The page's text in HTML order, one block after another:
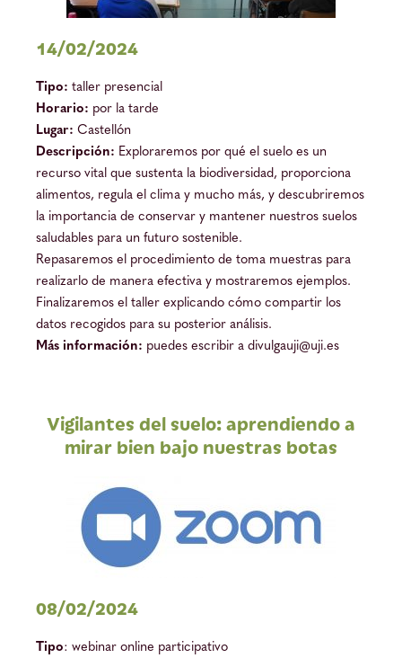
14/02/2024
Tipo: taller presencial
Horario: por la tarde
Lugar: Castellón
Descripción: Exploraremos por qué el suelo es un
recurso vital que sustenta la biodiversidad, proporciona
alimentos, regula el clima y mucho más, y descubriremos
la importancia de conservar y mantener nuestros suelos
saludables para un futuro sostenible.
Repasaremos el procedimiento de toma muestras para
realizarlo de manera efectiva y mostraremos ejemplos.
Finalizaremos el taller explicando cómo compartir los
datos recogidos para su posterior análisis.
Más información: puedes escribir a divulgauji@uji.es
Vigilantes del suelo: aprendiendo a
mirar bien bajo nuestras botas
08/02/2024
Tipo: webinar online participativo